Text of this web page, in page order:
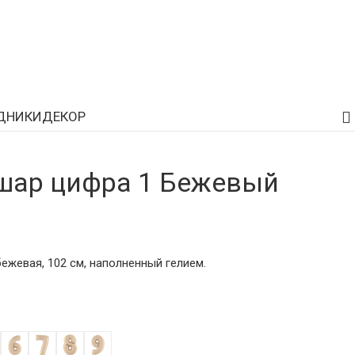
ДЕКОР
цифра 1 Бежевый
102 см, наполненный гелием.